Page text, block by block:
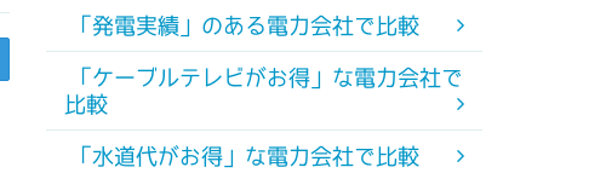
「発電実績」のある電力会社で比較
「ケーブルテレビがお得」な電力会社で
比較
「水道代がお得」な電力会社で比較